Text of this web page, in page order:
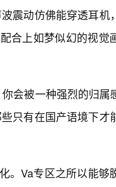
震动仿佛能穿透耳机
合上如梦似幻的视觉
会被一种强烈的归属
只有在国产语境下才
。Va专区之所以能够